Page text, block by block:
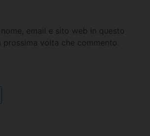
email e sito web in questo
volta che commento.